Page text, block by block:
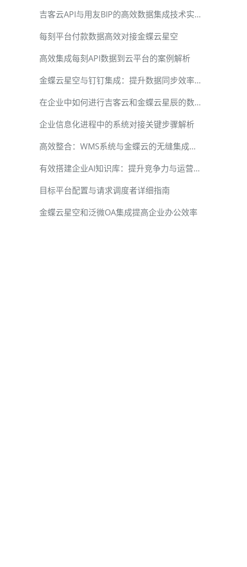
据数据信息"
吉客云API与用友BIP的高效数据集成技术实践
每刻平台付款数据高效对接金蝶云星空
高效集成每刻API数据到云平台的案例解析
金蝶云星空与钉钉集成：提升数据同步效率的实例分享
在企业中如何进行吉客云和金蝶云星辰的数据对接
企业信息化进程中的系统对接关键步骤解析
高效整合：WMS系统与金蝶云的无缝集成实践
有效搭建企业AI知识库：提升竞争力与运营效率
目标平台配置与请求调度者详细指南
金蝶云星空和泛微OA集成提高企业办公效率